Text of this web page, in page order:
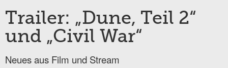
Trailer: „Dune, Teil 2“
und „Civil War“
Neues aus Film und Stream